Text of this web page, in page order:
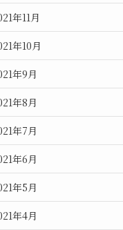
年11月
年10月
年9月
年8月
年7月
年6月
年5月
年4月